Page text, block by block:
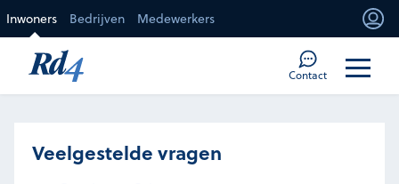
Inwoners Bedrijven Medewerkers
Contact
Veelgestelde vragen